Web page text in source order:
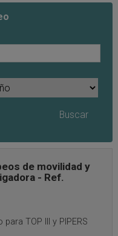
de movilidad y
- Ref.
TOP III y PIPERS